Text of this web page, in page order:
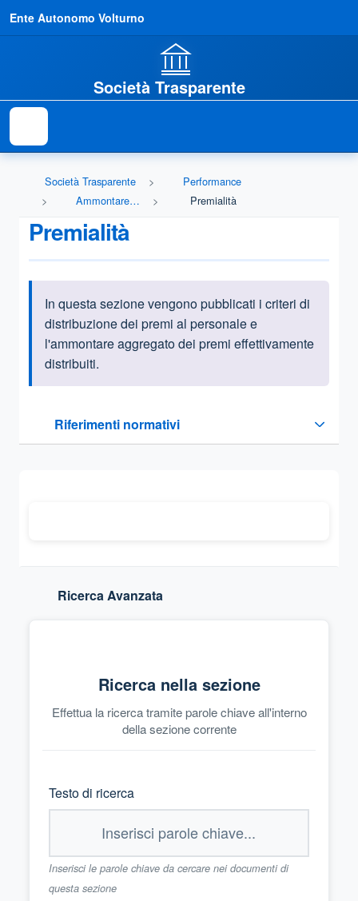
Ente Autonomo Volturno
Società Trasparente
Società Trasparente
Performance
Ammontare complessivo dei premi
Premialità
Premialità
Informazioni introduttive
In questa sezione vengono pubblicati i criteri di
distribuzione dei premi al personale e
l'ammontare aggregato dei premi effettivamente
distribuiti.
Riferimenti normativi
Sezione compressa
Ricerca Avanzata
Ricerca nella sezione
Effettua la ricerca tramite parole chiave all'interno
della sezione corrente
Testo di ricerca
Inserisci le parole chiave da cercare nei documenti di
questa sezione